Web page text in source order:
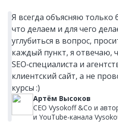
Я всегда объясняю
что делаем и для чего
углубиться в вопрос,
каждый пункт, я отвечаю,
SEO‑специалиста и
клиентский сайт, а не
курсы :)
Артём Высоков
CEO Vysokoff &Co и
и YouTube‑канала